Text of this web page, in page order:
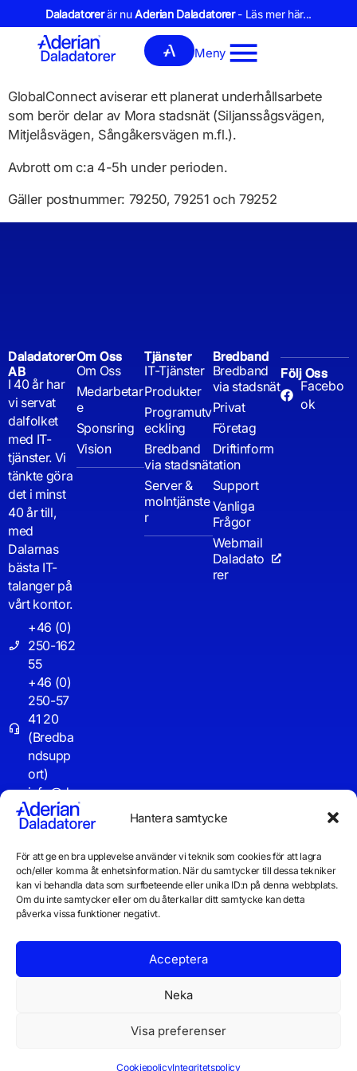
Hantera samtycke
För att ge en bra upplevelse använder vi teknik som cookies för att lagra
och/eller komma åt enhetsinformation. När du samtycker till dessa tekniker
kan vi behandla data som surfbeteende eller unika ID:n på denna webbplats.
Om du inte samtycker eller om du återkallar ditt samtycke kan detta
påverka vissa funktioner negativt.
Acceptera
Neka
Visa preferenser
CookiepolicyIntegritetspolicy
Daladatorerär nuAderian Daladatorer- Läs mer här...
Meny
GlobalConnect aviserar ett planerat underhållsarbete
som berör delar av Mora stadsnät (Siljanssågsvägen,
Mitjelåsvägen, Sångåkersvägen m.fl.).
Avbrott om c:a 4-5h under perioden.
Gäller postnummer: 79250, 79251 och 79252
Daladatorer
AB
I 40 år har
vi servat
dalfolket
med IT-
tjänster. Vi
tänkte göra
det i minst
40 år till,
med
Dalarnas
bästa IT-
talanger på
vårt kontor.
+46 (0)
250-162
55
+46 (0)
250-57
41 20
(Bredba
ndsupp
ort)
info@d
aladator
er.se
Driftinf
o
Om Oss
Om Oss
Medarbetar
e
Sponsring
Vision
Tjänster
IT-Tjänster
Produkter
Programutv
eckling
Bredband
via stadsnät
Server &
molntjänste
r
Bredband
Bredband
via stadsnät
Privat
Företag
Driftinform
ation
Support
Vanliga
Frågor
Webmail
Daladato
rer
Följ Oss
Facebo
ok
© 2026 Daladatorer AB
Cookiepolicy